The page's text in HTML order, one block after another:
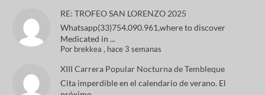
RE: TROFEO SAN LORENZO 2025
Whatsapp(33)754.090.961,where to discover
Medicated in ...
Por brekkea , hace 3 semanas
XIII Carrera Popular Nocturna de Tembleque
Cita imperdible en el calendario de verano. El